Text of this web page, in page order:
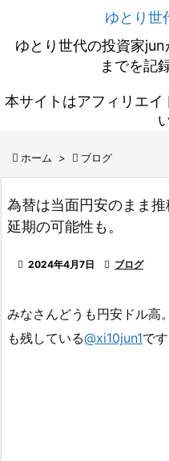
ゆとり世
ゆとり世代の投資家jun
までを記
本サイトはアフィリエイ
 ホーム >  ブログ
為替は当面円安のまま
延期の可能性も。
 2024年4月7日  ブログ
みなさんどうも円安ドル高
も残している@xi10jun1です